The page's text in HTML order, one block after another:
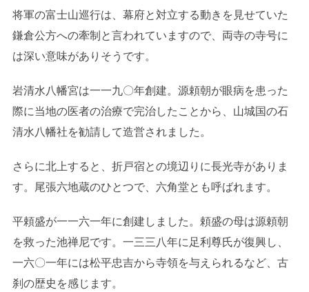
将軍の富士山巡行は、幕府と対立する動きを見せていた
鎌倉公方への牽制と言われていますので、両寺の寺号に
は深い意味がありそうです。
岩清水八幡宮は一一九〇年創建。源頼朝が眼病を患った
際に当地の医者の治療で完治したことから、山城国の石
清水八幡社を勧請して造営されました。
さらに北上すると、折戸宿との境辺りに長光寺がありま
す。尾張六地蔵のひとつで、六角堂とも呼ばれます。
平頼盛が一一六一年に創建しました。頼盛の母は源頼朝
を救った池禅尼です。一三三八年に足利尊氏が復興し、
一六〇一年には松平忠吉から寺領を与えられるなど、古
刹の歴史を感じます。